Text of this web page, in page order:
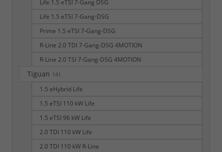
Life 1.5 eTSI 7-Gang DSG
Life 1.5 eTSI 7-Gang-DSG
Prime 1.5 eTSI 7-Gang-DSG
R-Line 2.0 TDI 7-Gang-DSG 4MOTION
R-Line 2.0 TSI 7-Gang-DSG 4MOTION
Tiguan 141
1.5 eHybrid Life
1.5 eTSI 110 kW Life
1.5 eTSI 96 kW Life
2.0 TDI 110 kW Life
2.0 TDI 110 kW R-Line